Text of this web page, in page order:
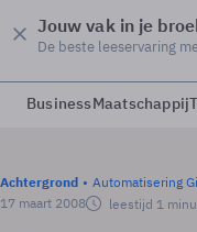
Jouw vak in je
De beste leeservaring
BusinessMaatschappij
Achtergrond Automatisering
17 maart 2008
leestijd 1